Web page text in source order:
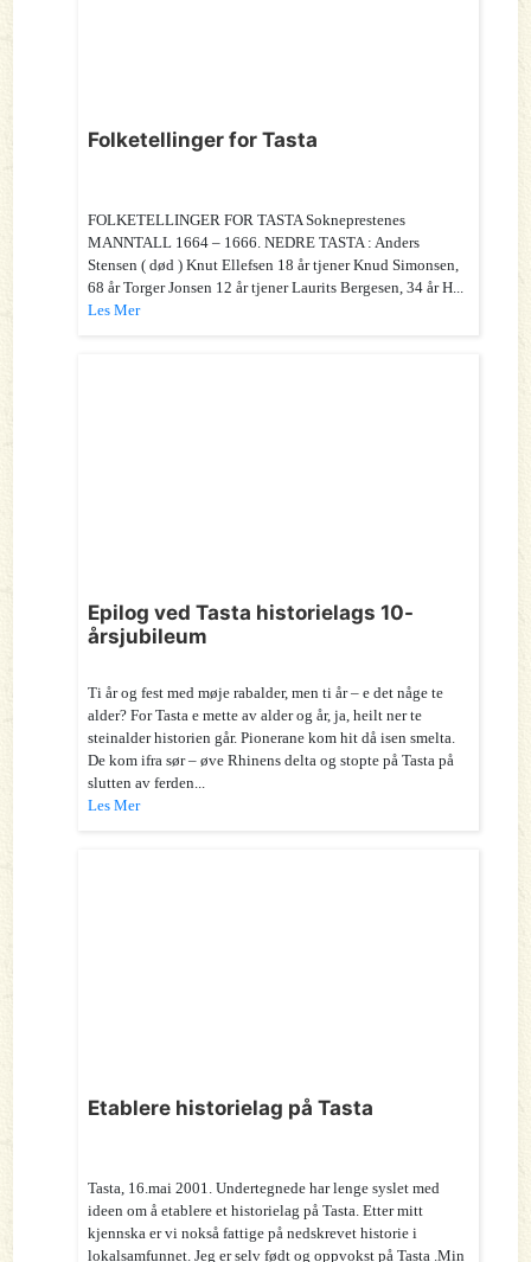
Folketellinger for Tasta
FOLKETELLINGER FOR TASTA Sokneprestenes
MANNTALL 1664 – 1666. NEDRE TASTA : Anders
Stensen ( død ) Knut Ellefsen 18 år tjener Knud Simonsen,
68 år Torger Jonsen 12 år tjener Laurits Bergesen, 34 år H...
Les Mer
Epilog ved Tasta historielags 10-
årsjubileum
Ti år og fest med møje rabalder, men ti år – e det någe te
alder? For Tasta e mette av alder og år, ja, heilt ner te
steinalder historien går. Pionerane kom hit då isen smelta.
De kom ifra sør – øve Rhinens delta og stopte på Tasta på
slutten av ferden...
Les Mer
Etablere historielag på Tasta
Tasta, 16.mai 2001. Undertegnede har lenge syslet med
ideen om å etablere et historielag på Tasta. Etter mitt
kjennska er vi nokså fattige på nedskrevet historie i
lokalsamfunnet. Jeg er selv født og oppvokst på Tasta .Min